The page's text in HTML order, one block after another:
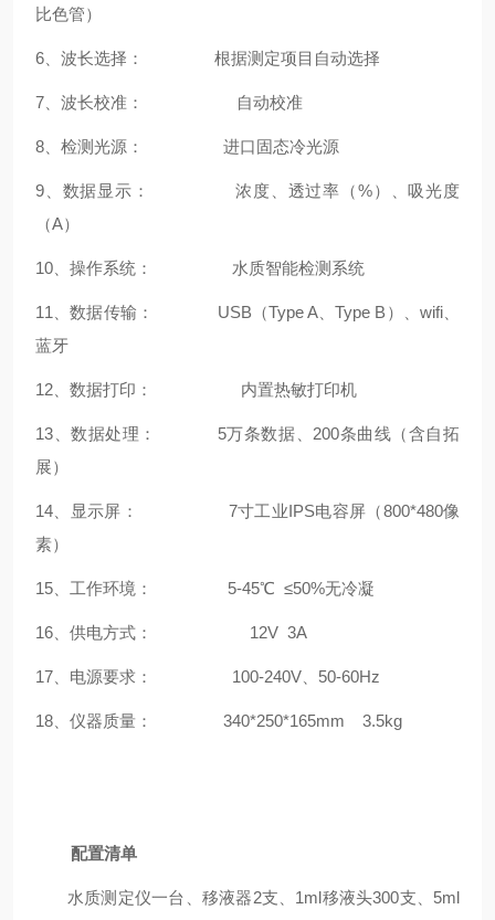
比色管）
6、波长选择： 根据测定项目自动选择
7、波长校准： 自动校准
8、检测光源： 进口固态冷光源
9、数据显示： 浓度、透过率（%）、吸光度
（A）
10、操作系统： 水质智能检测系统
11、数据传输： USB（Type A、Type B）、wifi、
蓝牙
12、数据打印： 内置热敏打印机
13、数据处理： 5万条数据、200条曲线（含自拓
展）
14、显示屏： 7寸工业IPS电容屏（800*480像
素）
15、工作环境： 5-45℃ ≤50%无冷凝
16、供电方式： 12V 3A
17、电源要求： 100-240V、50-60Hz
18、仪器质量： 340*250*165mm 3.5kg
配置清单
水质测定仪一台、 移液器2支、1ml移液头300支、5ml